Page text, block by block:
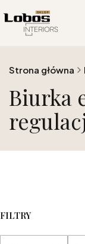
Strona główna
Biurka
FILTRY